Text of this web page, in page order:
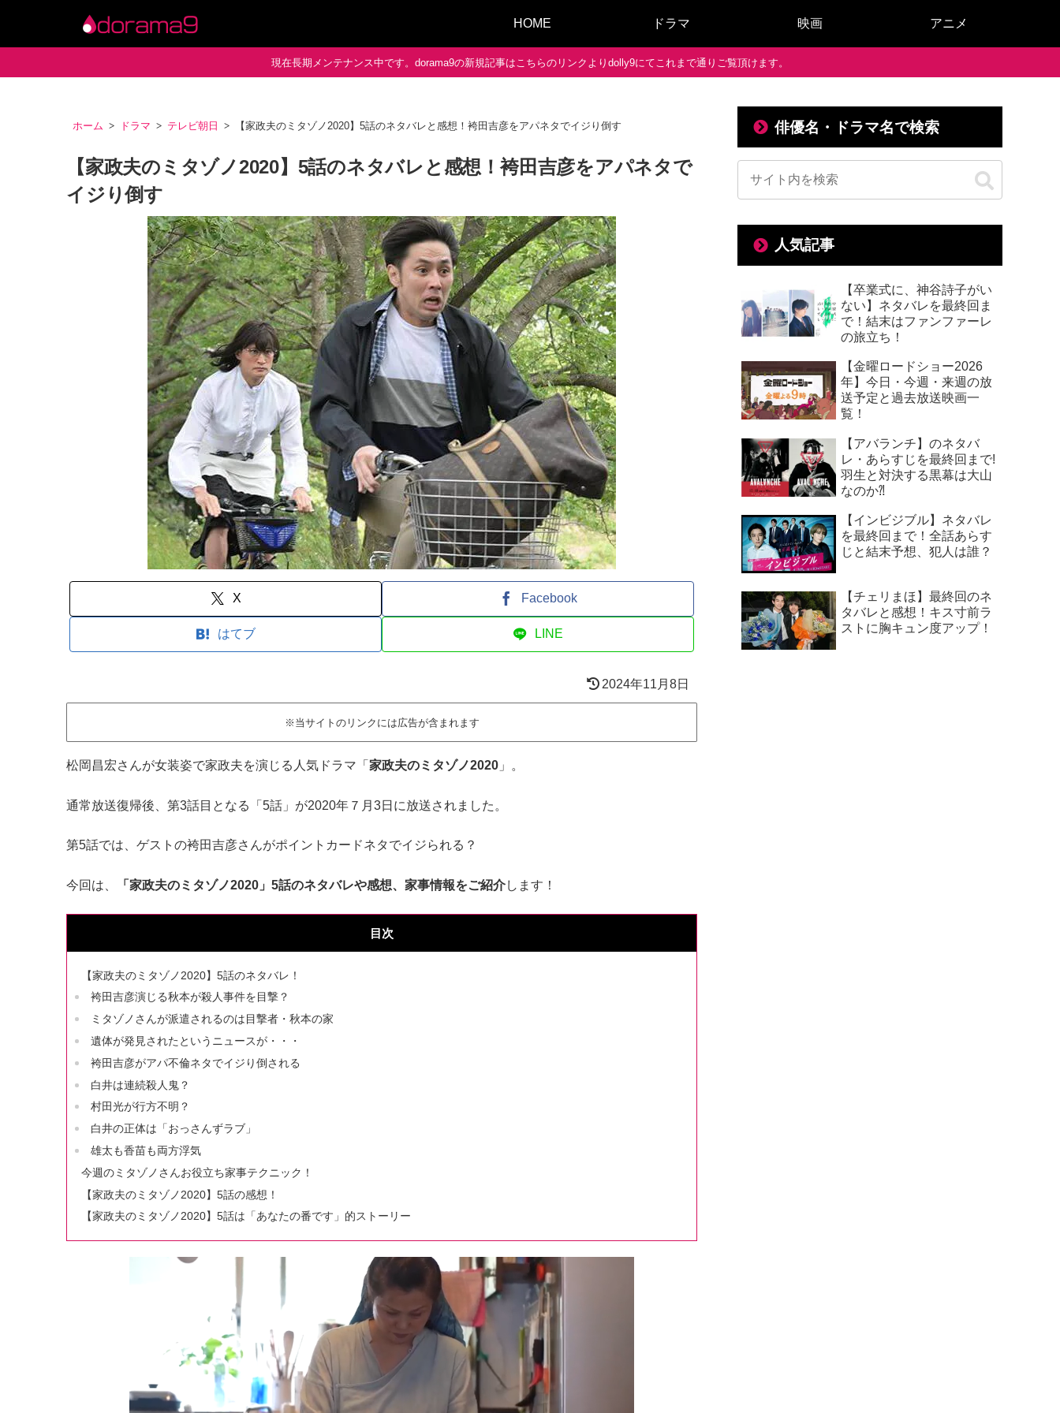
HOME ドラマ 映画 アニメ
現在長期メンテナンス中です。dorama9の新規記事はこちらのリンクよりdolly9にてこれまで通りご覧頂けます。
ホーム ドラマ テレビ朝日 【家政夫のミタゾノ2020】5話のネタバレと感想！袴田吉彦をアパネタでイジり倒す
【家政夫のミタゾノ2020】5話のネタバレと感想！袴田吉彦をアパネタで
イジり倒す
X Facebook
はてブ LINE
2024年11月8日
※当サイトのリンクには広告が含まれます
松岡昌宏さんが女装姿で家政夫を演じる人気ドラマ「 家政夫のミタゾノ2020 」。
通常放送復帰後、第3話目となる「5話」が2020年７月3日に放送されました。
第5話では、ゲストの袴田吉彦さんがポイントカードネタでイジられる？
今回は、 「家政夫のミタゾノ2020」5話のネタバレや感想、家事情報をご紹介します！
目次
【家政夫のミタゾノ2020】5話のネタバレ！
袴田吉彦演じる秋本が殺人事件を目撃？
ミタゾノさんが派遣されるのは目撃者・秋本の家
遺体が発見されたというニュースが・・・
袴田吉彦がアパ不倫ネタでイジり倒される
白井は連続殺人鬼？
村田光が行方不明？
白井の正体は「おっさんずラブ」
雄太も香苗も両方浮気
今週のミタゾノさんお役立ち家事テクニック！
【家政夫のミタゾノ2020】5話の感想！
【家政夫のミタゾノ2020】5話は「あなたの番です」的ストーリー
俳優名・ドラマ名で検索
人気記事
【卒業式に、神谷詩子がい
ない】ネタバレを最終回ま
で！結末はファンファーレ
の旅立ち！
【金曜ロードショー2026
年】今日・今週・来週の放
送予定と過去放送映画一
覧！
【アバランチ】のネタバ
レ・あらすじを最終回まで!
羽生と対決する黒幕は大山
なのか⁈
【インビジブル】ネタバレ
を最終回まで！全話あらす
じと結末予想、犯人は誰？
【チェリまほ】最終回のネ
タバレと感想！キス寸前ラ
ストに胸キュン度アップ！